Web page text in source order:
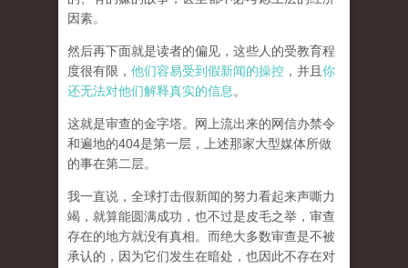
因素。
然后再下面就是读者的偏见，这些人的受教育程
度很有限， 他们容易受到假新闻的操控 ，并且 你
还无法对他们解释真实的信息 。
这就是审查的金字塔。网上流出来的网信办禁令
和遍地的404是第一层，上述那家大型媒体所做
的事在第二层。
我一直说，全球打击假新闻的努力看起来声嘶力
竭，就算能圆满成功，也不过是皮毛之举，审查
存在的地方就没有真相。而绝大多数审查是不被
承认的，因为它们发生在暗处，也因此不存在对